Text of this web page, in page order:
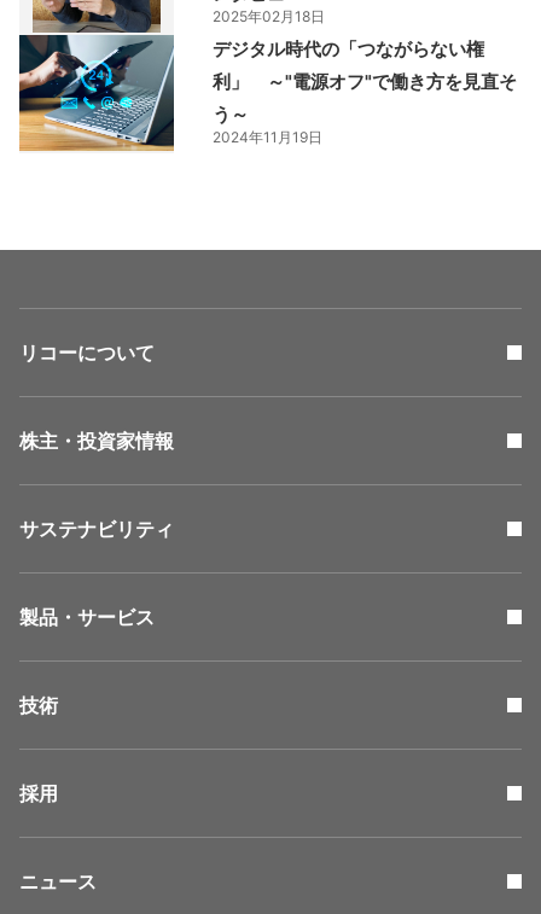
2025年02月18日
デジタル時代の「つながらない権
利」 ～"電源オフ"で働き方を見直そ
う～
2024年11月19日
リコーについて
株主・投資家情報
サステナビリティ
製品・サービス
技術
採用
ニュース